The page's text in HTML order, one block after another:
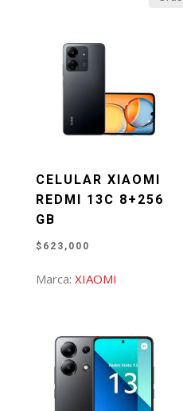
CELULAR XIAOMI
REDMI 13C 8+256
GB
$ 623,000
Marca: XIAOMI